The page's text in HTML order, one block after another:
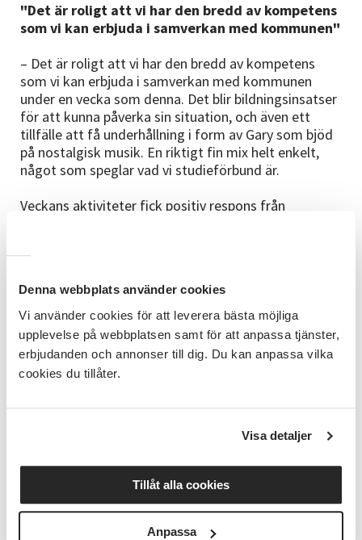
Denna webbplats använder cookies
Vi använder cookies för att leverera bästa möjliga
upplevelse på webbplatsen samt för att anpassa tjänster,
erbjudanden och annonser till dig. Du kan anpassa vilka
cookies du tillåter.
Visa detaljer
Tillåt alla cookies
Anpassa
"Det är roligt att vi har den bredd av kompetens
som vi kan erbjuda i samverkan med kommunen"
– Det är roligt att vi har den bredd av kompetens
som vi kan erbjuda i samverkan med kommunen
under en vecka som denna. Det blir bildningsinsatser
för att kunna påverka sin situation, och även ett
tillfälle att få underhållning i form av Gary som bjöd
på nostalgisk musik. En riktigt fin mix helt enkelt,
något som speglar vad vi studieförbund är.
Veckans aktiviteter fick positiv respons från
––––––––––
BILD: Två glada seniorer i pastellfärgade kläder.
Bilden är från en bildbank.
––––––––––
Verksamhetsutvecklare